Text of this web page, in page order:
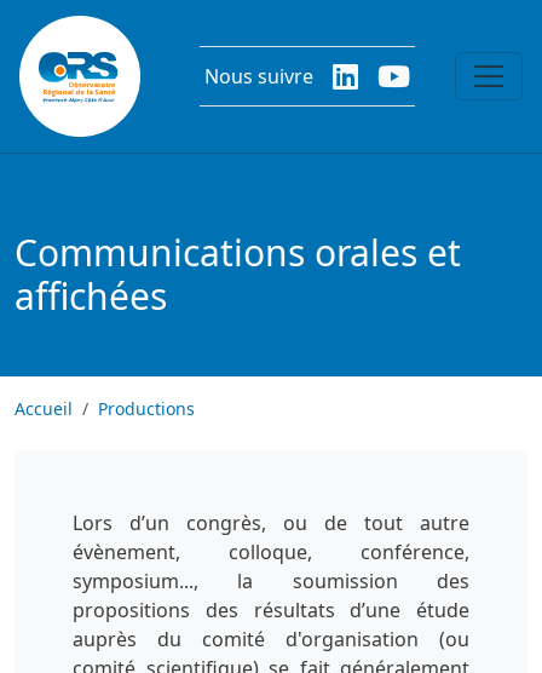
Aller au contenu principal
Nous suivre
Communications orales et
affichées
Accueil Productions
Lors d’un congrès, ou de tout autre
évènement, colloque, conférence,
symposium..., la soumission des
propositions des résultats d’une étude
auprès du comité d'organisation (ou